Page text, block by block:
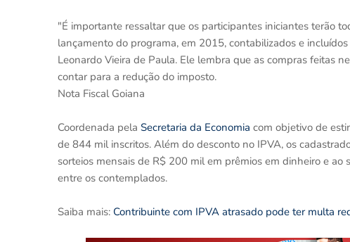
"É importante ressaltar que os participantes iniciantes terão
lançamento do programa, em 2015, contabilizados e
Leonardo Vieira de Paula. Ele lembra que as compras feitas
contar para a redução do imposto.
Nota Fiscal Goiana
Coordenada pela Secretaria da Economia com objetivo de
de 844 mil inscritos. Além do desconto no IPVA, os
sorteios mensais de R$ 200 mil em prêmios em dinheiro e
entre os contemplados.
Saiba mais: Contribuinte com IPVA atrasado pode ter multa